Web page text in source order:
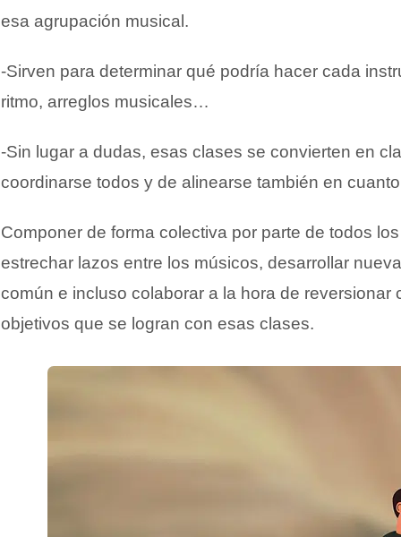
esa agrupación musical.
-Sirven para determinar qué podría hacer cada
ritmo, arreglos musicales…
-Sin lugar a dudas, esas clases se convierten en
coordinarse todos y de alinearse también en
Componer de forma colectiva por parte de todos
estrechar lazos entre los músicos, desarrollar
común e incluso colaborar a la hora de reversionar
objetivos que se logran con esas clases.